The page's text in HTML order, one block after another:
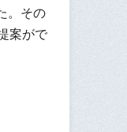
。その
案がで